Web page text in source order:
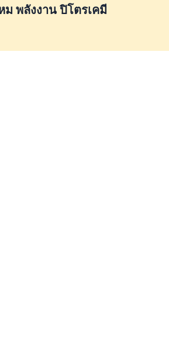
พลังงาน ปิโตรเคมี